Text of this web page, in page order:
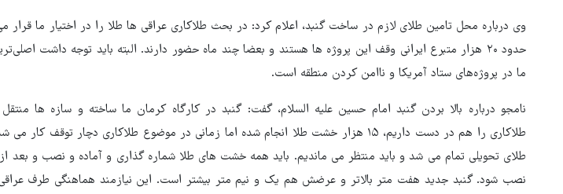
وی درباره محل تامین طلای لازم در ساخت گنبد، اعلام کرد: در بحث طلاکاری عراقی ها طلا را در اختیار ما قرار
حدود ۲۰ هزار متبرع ایرانی وقف این پروژه ها هستند و بعضا چند ماه حضور دارند. البته باید توجه داشت
ما در پروژه‌های ستاد آمریکا و ناامن کردن منطقه است.
نامجو درباره بالا بردن گنبد امام حسین علیه السلام، گفت: گنبد در کارگاه کرمان ما ساخته و سازه ها
طلاکاری را هم در دست داریم، ۱۵ هزار خشت طلا انجام شده اما زمانی در موضوع طلاکاری دچار توقف کار
طلای تحویلی تمام می شد و باید منتظر می ماندیم. باید همه خشت های طلا شماره گذاری و آماده و نصب و بعد
نصب شود. گنبد جدید هفت متر بالاتر و عرضش هم یک و نیم متر بیشتر است. این نیازمند هماهنگی طرف